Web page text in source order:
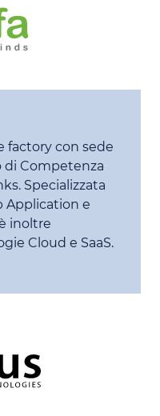
factory con sede
di Competenza
Specializzata
Application e
inoltre
Cloud e SaaS.